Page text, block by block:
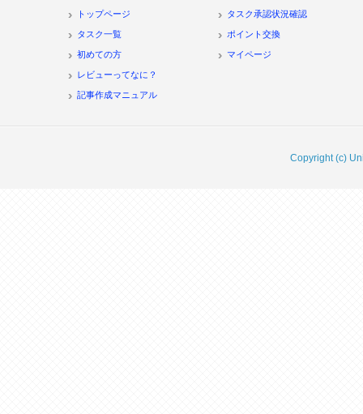
トップページ
タスク一覧
初めての方
レビューってなに？
記事作成マニュアル
タスク承認状況確認
ポイント交換
マイページ
Copyright (c)